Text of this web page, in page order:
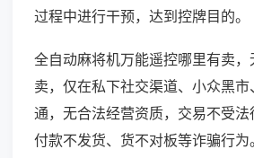
过程中进行干预，达到控牌目的。
全自动麻将机万能遥控哪里有卖
卖，仅在私下社交渠道、小众黑
通，无合法经营资质，交易不受
付款不发货、货不对板等诈骗行为。